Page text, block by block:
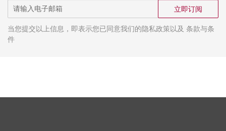
立即订阅
当您提交以上信息，即表示您已同意我们的隐私政策以及 条款与条
件